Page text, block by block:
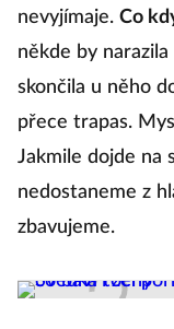
nevyjímaje. Co
někde by
skončila u něho
přece trapas.
Jakmile dojde na
nedostaneme z
zbavujeme.